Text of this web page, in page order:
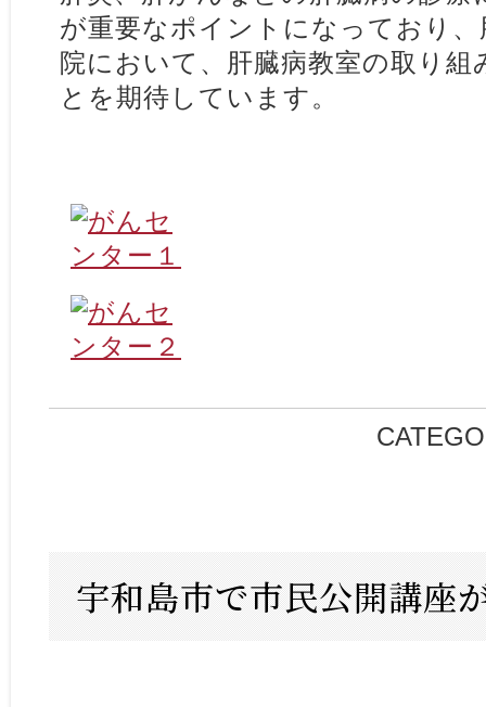
が重要なポイントになっており
院において、肝臓病教室の取り
とを期待しています。
宇和島市で市民公開講座